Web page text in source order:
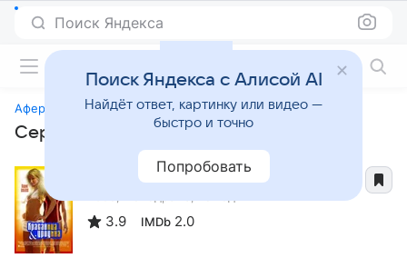
Поиск Яндекса
Афера
Сериалы, похожие на «Афера»
Красавица и уродина
3.9 IMDb 2.0
Поиск Яндекса с Алисой AI
Найдёт ответ, картинку или видео —
быстро и точно
Попробовать